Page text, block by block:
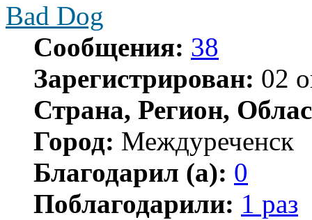
Bad Dog
Сообщения: 38
Зарегистрирован: 02
Страна, Регион,
Город: Междуреченск
Благодарил (а): 0
Поблагодарили: 1 раз